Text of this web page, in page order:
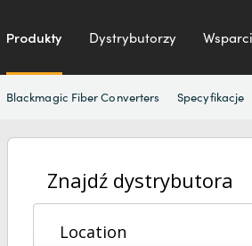
Produkty Dystrybutorzy
Blackmagic Fiber Converters Specyfikacje
Znajdź dystrybutora
Location